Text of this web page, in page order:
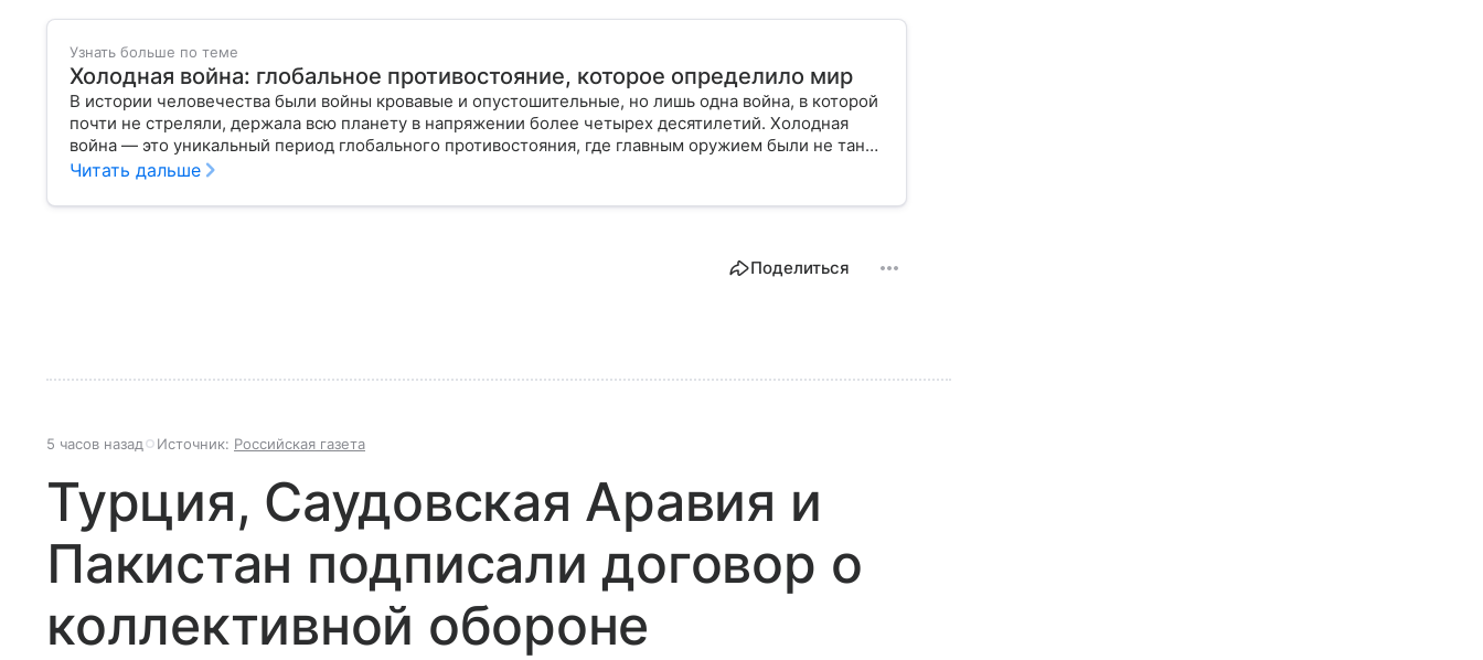
Узнать больше по теме
Холодная война: глобальное противостояние, которое определило мир
В истории человечества были войны кровавые и опустошительные, но лишь одна война, в которой
почти не стреляли, держала всю планету в напряжении более четырех десятилетий. Холодная
война — это уникальный период глобального противостояния, где главным оружием были не танки
и винтовки, а идеология, пропаганда и ядерный арсенал. Это была битва двух сверхдержав, СССР
почему Холодная война стала центральным событием XX века, как она начиналась, развивалась и
Читать дальше
Поделиться
5 часов назад Источник: Российская газета
Турция, Саудовская Аравия и
Пакистан подписали договор о
коллективной обороне